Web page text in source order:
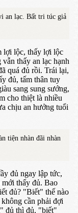
an lạc. Bất tri túc giả
lợi lộc, thấy lợi lộc
thấy an lạc hạnh
quá đủ rồi. Trái lại,
đủ, tấm thân tuy
sang sung sướng,
cho thiệt là nhiều
chịu an hưởng tuổi
tiện nhàn đãi nhàn
đủ ngay lập tức,
thấy đủ. Bao
đủ? "Biết" thế nào
cần phải đợi
đủ thì đủ, "biết"